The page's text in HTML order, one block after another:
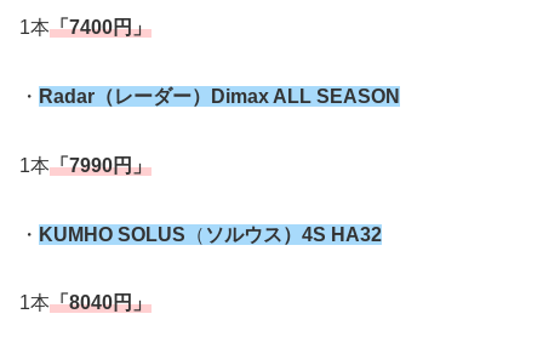
1本「7400円」
・ Radar（レーダー）Dimax ALL SEASON
1本「7990円」
・ KUMHO SOLUS （ ソルウス）4S HA32
1本「8040円」